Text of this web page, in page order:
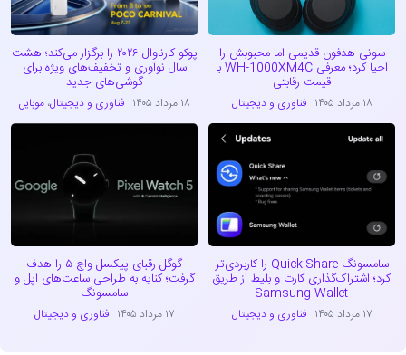
سونی هدفون قدیمی اما محبوبش را
احیا کرد؛ معرفی WH-1000XM4C با
قیمت رقابتی
۱۸ مرداد ۱۴۰۵ فناوری و دیجیتال
پوکو کارناوال ۲۰۲۶ را برگزار می‌کند؛ هشت
سال نوآوری و تخفیف‌های ویژه برای
گوشی‌های جدید
۱۸ مرداد ۱۴۰۵ فناوری و دیجیتال،موبایل
سامسونگ Quick Share را کاربردی‌تر
کرد؛ اشتراک‌گذاری کارت و بلیط از طریق
Samsung Wallet
۱۷ مرداد ۱۴۰۵ فناوری و دیجیتال
گوگل رقبای پیکسل واچ ۵ را هدف
گرفت؛ کنایه به طراحی ساعت‌های اپل و
سامسونگ
۱۷ مرداد ۱۴۰۵ فناوری و دیجیتال